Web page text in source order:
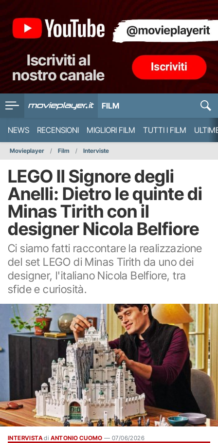
FILM
NEWS RECENSIONI MIGLIORI FILM TUTTI I FILM
Movieplayer Film Interviste
LEGO Il Signore degli
Anelli: Dietro le quinte di
Minas Tirith con il
designer Nicola Belfiore
Ci siamo fatti raccontare la realizzazione
del set LEGO di Minas Tirith da uno dei
designer, l'italiano Nicola Belfiore, tra
sfide e curiosità.
INTERVISTAdi ANTONIO CUOMO —07/06/2026